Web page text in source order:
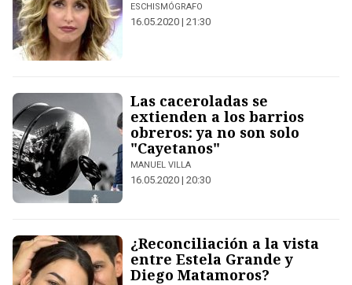
ESCHISMÓGRAFO
16.05.2020 | 21:30
Las caceroladas se
extienden a los barrios
obreros: ya no son solo
"Cayetanos"
MANUEL VILLA
16.05.2020 | 20:30
¿Reconciliación a la vista
entre Estela Grande y
Diego Matamoros?